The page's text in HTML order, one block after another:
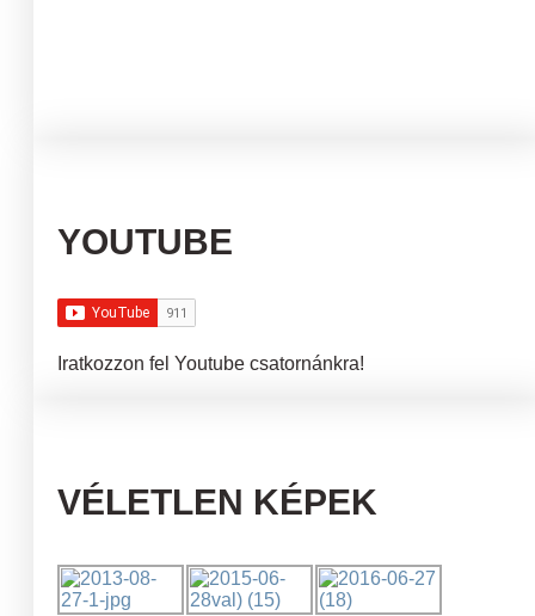
YOUTUBE
Iratkozzon fel Youtube csatornánkra!
VÉLETLEN KÉPEK